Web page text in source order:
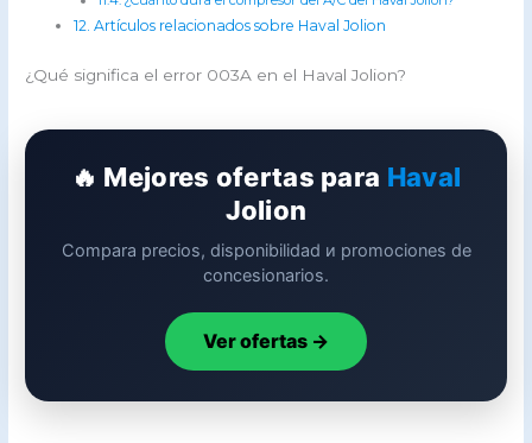
Artículos relacionados sobre Haval Jolion
¿Qué significa el error 003A en el Haval Jolion?
🔥 Mejores ofertas para Haval
Jolion
Compara precios, disponibilidad и promociones de
concesionarios.
Ver ofertas →